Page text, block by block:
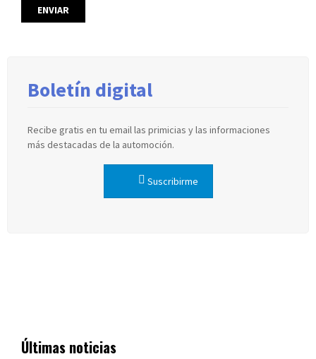
Boletín digital
Recibe gratis en tu email las primicias y las informaciones
más destacadas de la automoción.
Suscribirme
Últimas noticias